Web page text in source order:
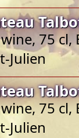
75
Julien
75
Julien